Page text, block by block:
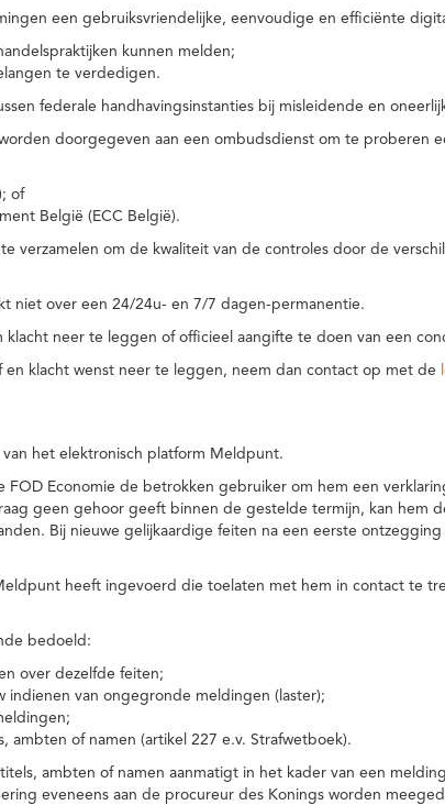
een gebruiksvriendelijke, eenvoudige en efficiënte
kunnen melden;
te verdedigen.
federale handhavingsinstanties bij misleidende en
doorgegeven aan een ombudsdienst om te proberen
of
België (ECC België).
verzamelen om de kwaliteit van de controles door de
niet over een 24/24u- en 7/7 dagen-permanentie.
neer te leggen of officieel aangifte te doen van een
en klacht wenst neer te leggen, neem dan contact op met de
het elektronisch platform Meldpunt.
Economie de betrokken gebruiker om hem een
geen gehoor geeft binnen de gestelde termijn, kan hem
Bij nieuwe gelijkaardige feiten na een eerste
heeft ingevoerd die toelaten met hem in contact te
bedoeld:
over dezelfde feiten;
indienen van ongegronde meldingen (laster);
ambten of namen (artikel 227 e.v. Strafwetboek).
ambten of namen aanmatigt in het kader van een
eveneens aan de procureur des Konings worden